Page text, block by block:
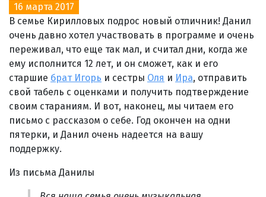
16 марта 2017
В семье Кирилловых подрос новый отличник! Данил
очень давно хотел участвовать в программе и очень
переживал, что еще так мал, и считал дни, когда же
ему исполнится 12 лет, и он сможет, как и его
старшие брат Игорь и сестры Оля и Ира, отправить
свой табель с оценками и получить подтверждение
своим стараниям. И вот, наконец, мы читаем его
письмо с рассказом о себе. Год окончен на одни
пятерки, и Данил очень надеется на вашу
поддержку.
Из письма Данилы